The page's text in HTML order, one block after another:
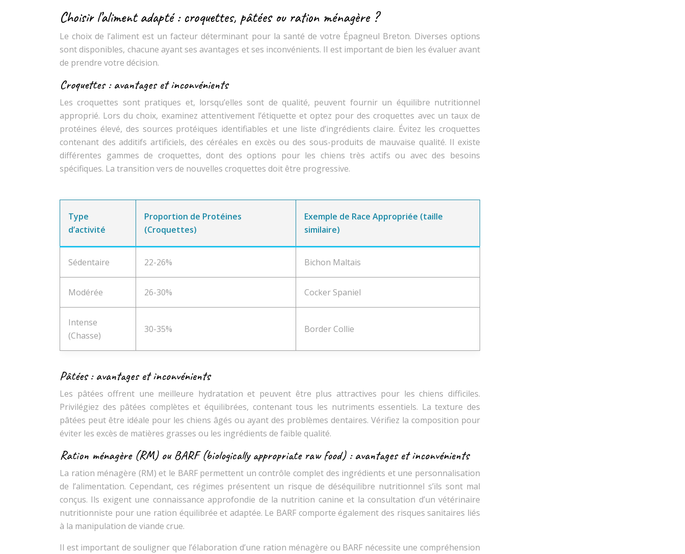
Choisir l’aliment adapté : croquettes, pâtées ou ration ménagère ?
Le choix de l’aliment est un facteur déterminant pour la santé de votre Épagneul Breton. Diverses options
sont disponibles, chacune ayant ses avantages et ses inconvénients. Il est important de bien les évaluer avant
de prendre votre décision.
Croquettes : avantages et inconvénients
Les croquettes sont pratiques et, lorsqu’elles sont de qualité, peuvent fournir un équilibre nutritionnel
approprié. Lors du choix, examinez attentivement l’étiquette et optez pour des croquettes avec un taux de
protéines élevé, des sources protéiques identifiables et une liste d’ingrédients claire. Évitez les croquettes
contenant des additifs artificiels, des céréales en excès ou des sous-produits de mauvaise qualité. Il existe
différentes gammes de croquettes, dont des options pour les chiens très actifs ou avec des besoins
spécifiques. La transition vers de nouvelles croquettes doit être progressive.
Type
d’activité
Proportion de Protéines
(Croquettes)
Exemple de Race Appropriée (taille
similaire)
Sédentaire 22-26% Bichon Maltais
Modérée 26-30% Cocker Spaniel
Intense
(Chasse)
30-35% Border Collie
Pâtées : avantages et inconvénients
Les pâtées offrent une meilleure hydratation et peuvent être plus attractives pour les chiens difficiles.
Privilégiez des pâtées complètes et équilibrées, contenant tous les nutriments essentiels. La texture des
pâtées peut être idéale pour les chiens âgés ou ayant des problèmes dentaires. Vérifiez la composition pour
éviter les excès de matières grasses ou les ingrédients de faible qualité.
Ration ménagère (RM) ou BARF (biologically appropriate raw food) : avantages et inconvénients
La ration ménagère (RM) et le BARF permettent un contrôle complet des ingrédients et une personnalisation
de l’alimentation. Cependant, ces régimes présentent un risque de déséquilibre nutritionnel s’ils sont mal
conçus. Ils exigent une connaissance approfondie de la nutrition canine et la consultation d’un vétérinaire
nutritionniste pour une ration équilibrée et adaptée. Le BARF comporte également des risques sanitaires liés
à la manipulation de viande crue.
Il est important de souligner que l’élaboration d’une ration ménagère ou BARF nécessite une compréhension